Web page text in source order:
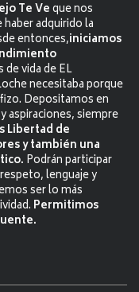
Te Veque nos
adquirido la
entonces,iniciamos
vida de EL
necesitaba porque
Depositamos en
aspiraciones, siempre
Libertad de
y también una
Podrán participar
lenguaje y
ser lo más
Permitimos